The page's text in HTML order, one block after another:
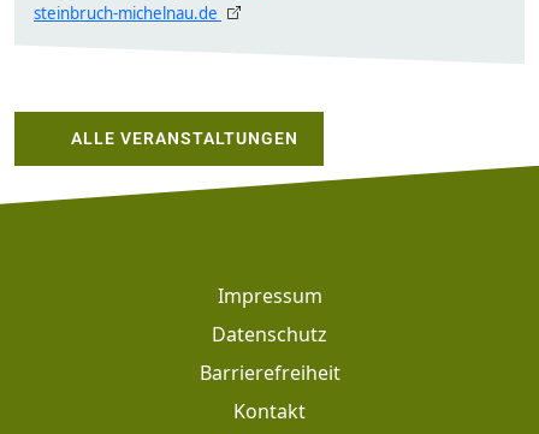
steinbruch-michelnau.de
ALLE VERANSTALTUNGEN
Impressum
Datenschutz
Barrierefreiheit
Kontakt